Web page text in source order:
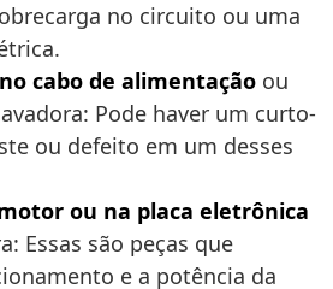
no circuito ou uma
cabo de alimentação ou
Pode haver um curto-
ou defeito em um desses
ou na placa eletrônica
Essas são peças que
e a potência da